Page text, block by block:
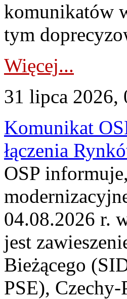
komunikatów
tym
Więcej...
31 lipca 2026,
Komunikat
łączenia
OSP
04.08.2026 r.
jest
Bieżącego
PSE), Czechy-